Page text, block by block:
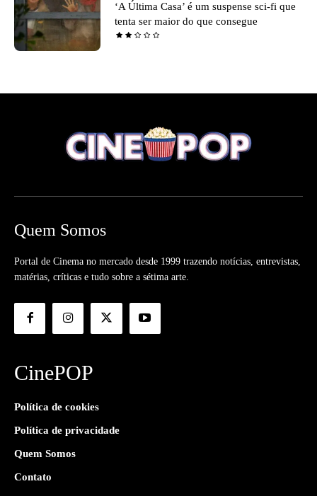
‘A Última Casa’ é um suspense sci-fi que
tenta ser maior do que consegue
Quem Somos
Portal de Cinema no mercado desde 1999 trazendo notícias, entrevistas,
matérias, críticas e tudo sobre a sétima arte.
CinePOP
Política de cookies
Política de privacidade
Quem Somos
Contato